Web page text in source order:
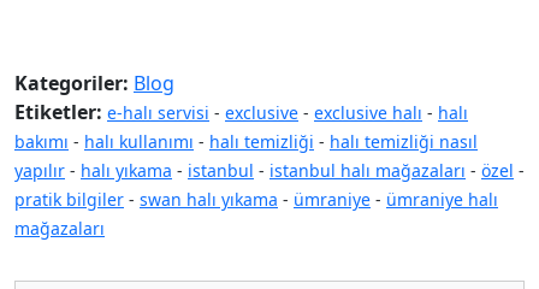
Kategoriler: Blog
Etiketler: e-halı servisi - exclusive - exclusive halı - halı
bakımı - halı kullanımı - halı temizliği - halı temizliği nasıl
yapılır - halı yıkama - istanbul - istanbul halı mağazaları - özel -
pratik bilgiler - swan halı yıkama - ümraniye - ümraniye halı
mağazaları